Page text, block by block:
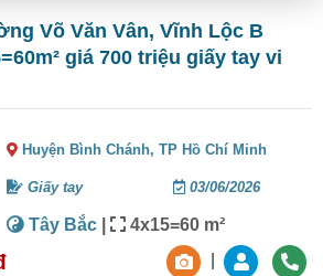
Võ Văn Vân, Vĩnh Lộc B
giá 700 triệu giấy tay vi
Huyện Bình Chánh,TP Hồ Chí Minh
Giấy tay 03/06/2026
Tây Bắc | 4x15=60 m²